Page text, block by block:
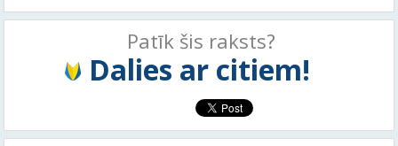
Patīk šis raksts?
Dalies ar citiem!